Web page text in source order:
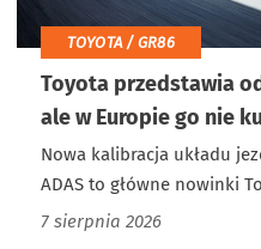
TOYOTA / GR86
Toyota przedstawia
ale w Europie go nie
Nowa kalibracja układu
ADAS to główne nowinki
7 sierpnia 2026